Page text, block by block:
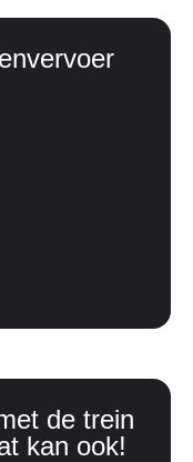
de trein
kan ook!